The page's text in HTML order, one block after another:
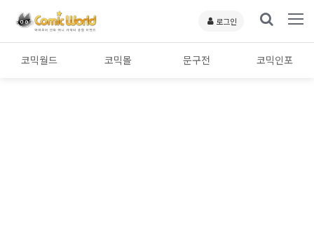
로그인
코믹월드 코믹몰 문구전 코믹인포